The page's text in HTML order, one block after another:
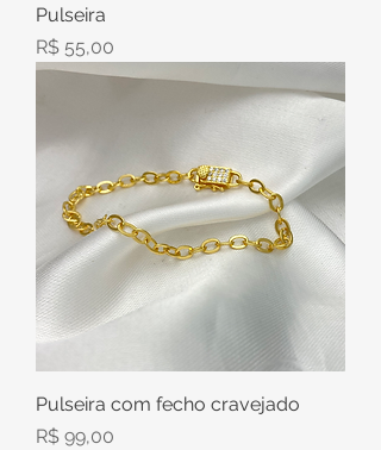
Pulseira
Preço
R$ 55,00
Pulseira com fecho cravejado
Preço
R$ 99,00